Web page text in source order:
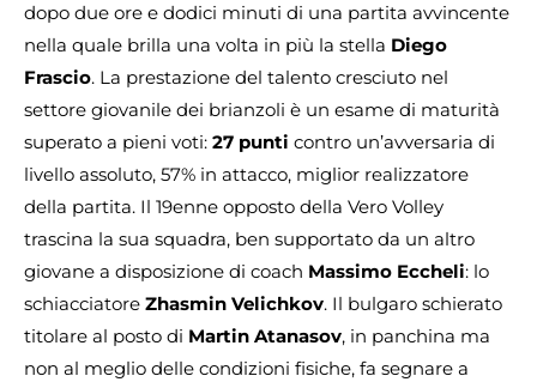
dopo due ore e dodici minuti di una partita avvincente
nella quale brilla una volta in più la stella Diego
Frascio. La prestazione del talento cresciuto nel
settore giovanile dei brianzoli è un esame di maturità
superato a pieni voti: 27 punti contro un’avversaria di
livello assoluto, 57% in attacco, miglior realizzatore
della partita. Il 19enne opposto della Vero Volley
trascina la sua squadra, ben supportato da un altro
giovane a disposizione di coach Massimo Eccheli: lo
schiacciatore Zhasmin Velichkov. Il bulgaro schierato
titolare al posto di Martin Atanasov, in panchina ma
non al meglio delle condizioni fisiche, fa segnare a